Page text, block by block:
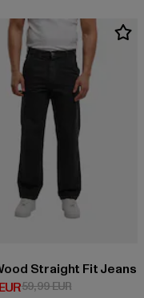
EUR
Straight Fit Jeans
34,19 EUR
59,99 EURPrix en